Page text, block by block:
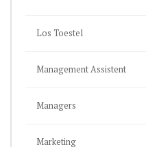
Los Toestel
Management Assistent
Managers
Marketing